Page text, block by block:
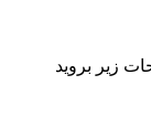
زیر بروید